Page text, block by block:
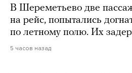
В Шереметьево две
на рейс, попытались
по летному полю. Их
5 часов назад